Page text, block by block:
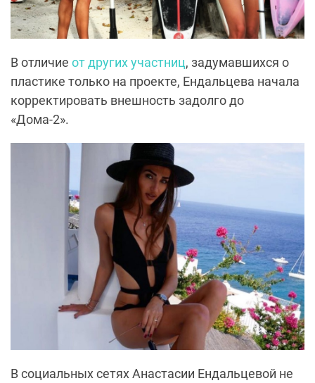
В отличие от других участниц, задумавшихся о
пластике только на проекте, Ендальцева начала
корректировать внешность задолго до
«Дома-2».
В социальных сетях Анастасии Ендальцевой не